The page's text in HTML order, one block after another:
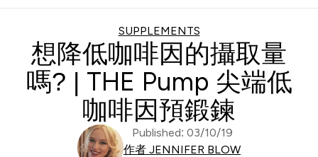
SUPPLEMENTS
想降低咖啡因的攝取量
嗎? | THE Pump 尖端低
咖啡因預鍛鍊
Published: 03/10/19
作者 JENNIFER BLOW